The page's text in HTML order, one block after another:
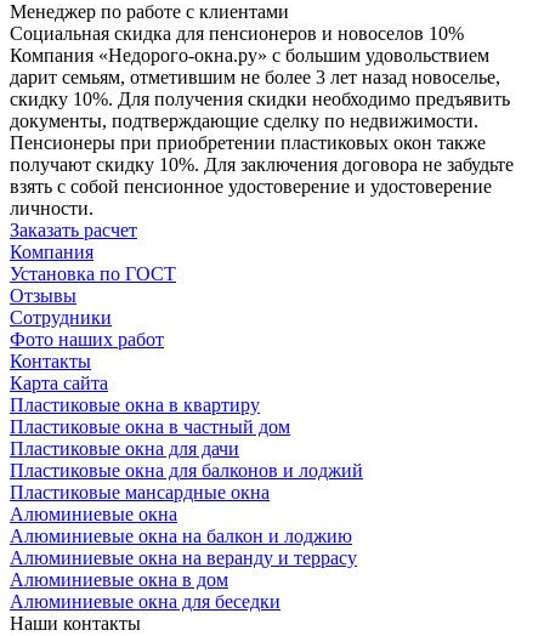
Менеджер по работе с клиентами
Социальная скидка для пенсионеров и новоселов 10%
Компания «Недорого-окна.ру» с большим удовольствием
дарит семьям, отметившим не более 3 лет назад новоселье,
скидку 10%. Для получения скидки необходимо предъявить
документы, подтверждающие сделку по недвижимости.
Пенсионеры при приобретении пластиковых окон также
получают скидку 10%. Для заключения договора не забудьте
взять с собой пенсионное удостоверение и удостоверение
личности.
Заказать расчет
Компания
Установка по ГОСТ
Отзывы
Сотрудники
Фото наших работ
Контакты
Карта сайта
Пластиковые окна в квартиру
Пластиковые окна в частный дом
Пластиковые окна для дачи
Пластиковые окна для балконов и лоджий
Пластиковые мансардные окна
Алюминиевые окна
Алюминиевые окна на балкон и лоджию
Алюминиевые окна на веранду и террасу
Алюминиевые окна в дом
Алюминиевые окна для беседки
Наши контакты